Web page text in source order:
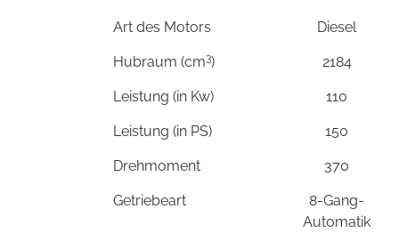
Art des Motors Diesel
Hubraum (cm3) 2184
Leistung (in Kw) 110
Leistung (in PS) 150
Drehmoment 370
Getriebeart
8-Gang-
Automatik